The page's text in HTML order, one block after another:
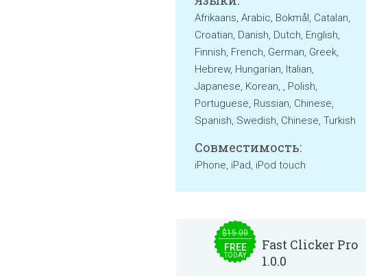
Afrikaans, Arabic, Bokmål, Catalan,
Croatian, Danish, Dutch, English,
Finnish, French, German, Greek,
Hebrew, Hungarian, Italian,
Japanese, Korean, , Polish,
Portuguese, Russian, Chinese,
Spanish, Swedish, Chinese, Turkish
Совместимость:
iPhone, iPad, iPod touch
$15.00
FREE
TODAY
Fast Clicker Pro
1.0.0